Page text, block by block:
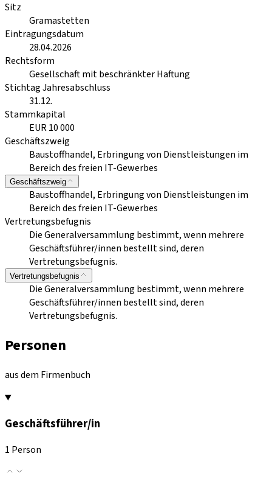
Sitz
Gramastetten
Eintragungsdatum
28.04.2026
Rechtsform
Gesellschaft mit beschränkter Haftung
Stichtag Jahresabschluss
31.12.
Stammkapital
EUR 10 000
Geschäftszweig
Baustoffhandel, Erbringung von Dienstleistungen im
Bereich des freien IT-Gewerbes
Geschäftszweig
Baustoffhandel, Erbringung von Dienstleistungen im
Bereich des freien IT-Gewerbes
Vertretungsbefugnis
Die Generalversammlung bestimmt, wenn mehrere
Geschäftsführer/innen bestellt sind, deren
Vertretungsbefugnis.
Vertretungsbefugnis
Die Generalversammlung bestimmt, wenn mehrere
Geschäftsführer/innen bestellt sind, deren
Vertretungsbefugnis.
Personen
aus dem Firmenbuch
Geschäftsführer/in
1 Person